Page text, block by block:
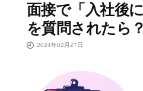
面接で「入社後
を質問されたら？
2024年02月27日